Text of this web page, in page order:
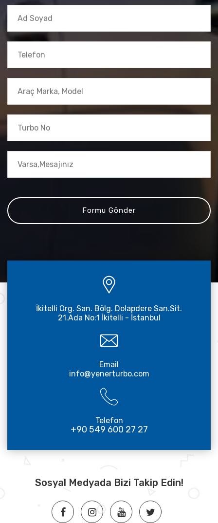
İkitelli Org. San. Bölg. Dolapdere San.Sit.
21.Ada No:1 İkitelli - İstanbul
Email
info@yenerturbo.com
Telefon
+90 549 600 27 27
Sosyal Medyada Bizi Takip Edin!